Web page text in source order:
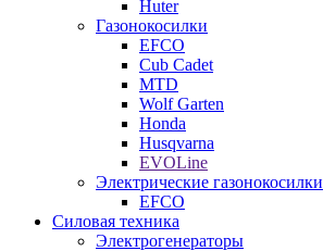
Huter
Газонокосилки
EFCO
Cub Cadet
MTD
Wolf Garten
Honda
Husqvarna
EVOLine
Электрические газонокосилки
EFCO
Силовая техника
Электрогенераторы